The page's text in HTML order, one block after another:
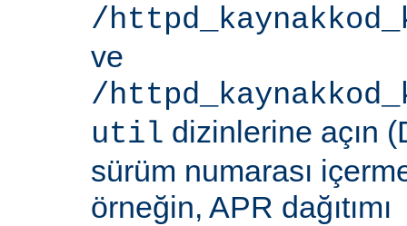
/
ve
/
util dizinlerine açın
sürüm numarası
örneğin, APR dağıtımı